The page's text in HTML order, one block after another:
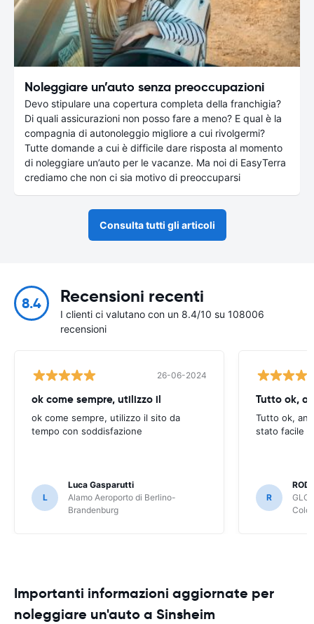
Noleggiare un’auto senza preoccupazioni
Devo stipulare una copertura completa della franchigia?
Di quali assicurazioni non posso fare a meno? E qual è la
compagnia di autonoleggio migliore a cui rivolgermi?
Tutte domande a cui è difficile dare risposta al momento
di noleggiare un’auto per le vacanze. Ma noi di EasyTerra
crediamo che non ci sia motivo di preoccuparsi
Consulta tutti gli articoli
8.4 Recensioni recenti
I clienti ci valutano con un 8.4/10 su 108006
recensioni
26-06-2024
ok come sempre, utilizzo il
ok come sempre, utilizzo il sito da
tempo con soddisfazione
L
Luca Gasparutti
Alamo Aeroporto di Berlino-
Brandenburg
Tutto ok,
Tutto ok,
stato facile
R
Importanti informazioni aggiornate per
noleggiare un'auto a Sinsheim